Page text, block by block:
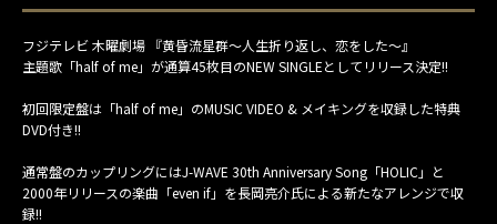
FAN CLUB
MAIL MAGAZINE
CONTACT
フジテレビ 木曜劇場 『黄昏流星群～人生折り返し、恋をした～』
主題歌「half of me」が通算45枚目のNEW SINGLEとしてリリース決定!!
初回限定盤は「half of me」のMUSIC VIDEO & メイキングを収録した特典
DVD付き!!
通常盤のカップリングにはJ-WAVE 30th Anniversary Song「HOLIC」と
2000年リリースの楽曲「even if」を長岡亮介氏による新たなアレンジで収
録!!